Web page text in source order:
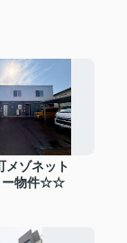
ゾネット
ー物件☆☆